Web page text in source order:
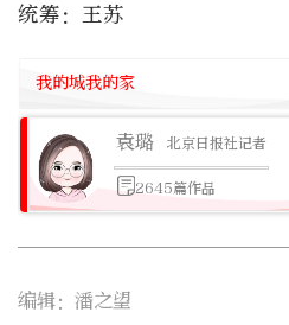
统筹：王苏
我的城我的家
袁璐 北京日报社记者
2645篇作品
编辑：潘之望